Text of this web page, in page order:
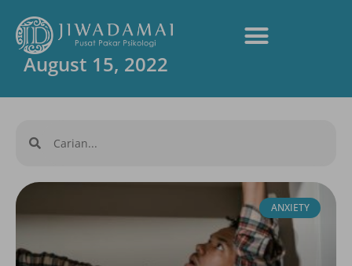
August 15, 2022
ANXIETY